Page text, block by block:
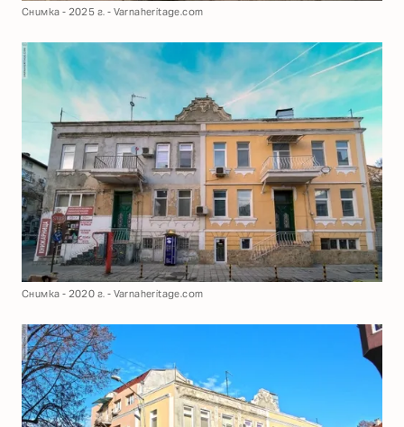
Снимка - 2025 г. - Varnaheritage.com
Снимка - 2020 г. - Varnaheritage.com